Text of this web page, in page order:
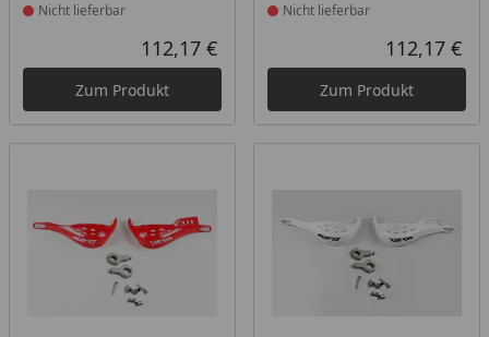
Nicht lieferbar
Aktueller Preis
112,17 €
Zum Produkt
Nicht lieferbar
112,17 €
Zum Produkt